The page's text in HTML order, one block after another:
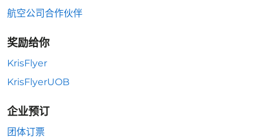
航空公司合作伙伴
奖励给你
KrisFlyer
KrisFlyerUOB
企业预订
团体订票